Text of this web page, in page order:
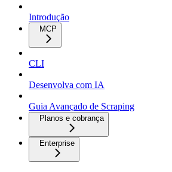
Introdução
MCP
CLI
Desenvolva com IA
Guia Avançado de Scraping
Planos e cobrança
Enterprise